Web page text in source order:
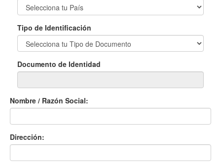
Tipo de Identificación
Documento de Identidad
Nombre / Razón Social:
Dirección: